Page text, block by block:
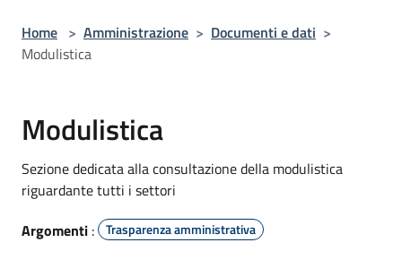
Home > Amministrazione > Documenti e dati >
Modulistica
Modulistica
Sezione dedicata alla consultazione della modulistica
riguardante tutti i settori
Argomenti : Trasparenza amministrativa